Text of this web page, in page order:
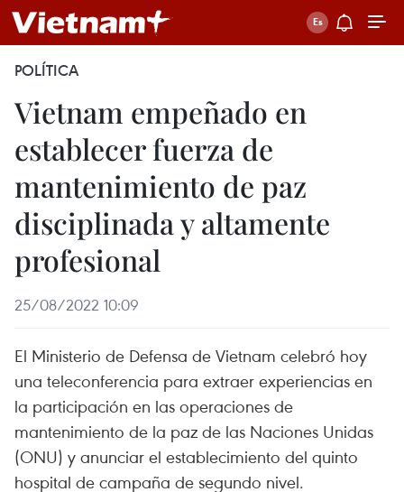
POLÍTICA
Vietnam empeñado en
establecer fuerza de
mantenimiento de paz
disciplinada y altamente
profesional
25/08/2022 10:09
El Ministerio de Defensa de Vietnam celebró hoy
una teleconferencia para extraer experiencias en
la participación en las operaciones de
mantenimiento de la paz de las Naciones Unidas
(ONU) y anunciar el establecimiento del quinto
hospital de campaña de segundo nivel.